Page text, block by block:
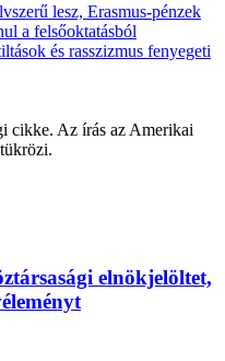
lesz, Erasmus-pénzek
a felsőoktatásból
és rasszizmus fenyegeti
cikke. Az írás az Amerikai
elnökjelöltet,